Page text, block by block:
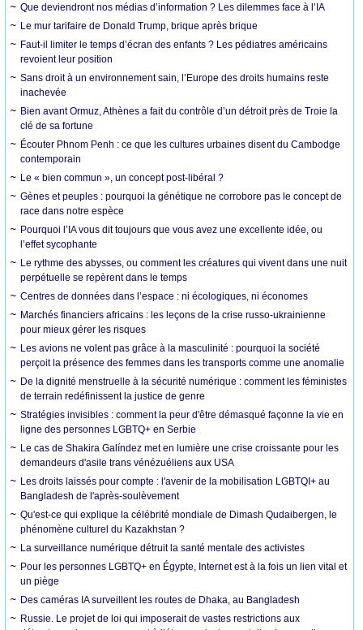
Que deviendront nos médias d’information ? Les dilemmes face à l’IA
Le mur tarifaire de Donald Trump, brique après brique
Faut-il limiter le temps d’écran des enfants ? Les pédiatres américains
revoient leur position
Sans droit à un environnement sain, l’Europe des droits humains reste
inachevée
Bien avant Ormuz, Athènes a fait du contrôle d’un détroit près de Troie la
clé de sa fortune
Écouter Phnom Penh : ce que les cultures urbaines disent du Cambodge
contemporain
Le « bien commun », un concept post-libéral ?
Gènes et peuples : pourquoi la génétique ne corrobore pas le concept de
race dans notre espèce
Pourquoi l’IA vous dit toujours que vous avez une excellente idée, ou
l’effet sycophante
Le rythme des abysses, ou comment les créatures qui vivent dans une nuit
perpétuelle se repèrent dans le temps
Centres de données dans l’espace : ni écologiques, ni économes
Marchés financiers africains : les leçons de la crise russo-ukrainienne
pour mieux gérer les risques
Les avions ne volent pas grâce à la masculinité : pourquoi la société
perçoit la présence des femmes dans les transports comme une anomalie
De la dignité menstruelle à la sécurité numérique : comment les féministes
de terrain redéfinissent la justice de genre
Stratégies invisibles : comment la peur d'être démasqué façonne la vie en
ligne des personnes LGBTQ+ en Serbie
Le cas de Shakira Galíndez met en lumière une crise croissante pour les
demandeurs d'asile trans vénézuéliens aux USA
Les droits laissés pour compte : l'avenir de la mobilisation LGBTQI+ au
Bangladesh de l'après-soulèvement
Qu'est-ce qui explique la célébrité mondiale de Dimash Qudaibergen, le
phénomène culturel du Kazakhstan ?
La surveillance numérique détruit la santé mentale des activistes
Pour les personnes LGBTQ+ en Égypte, Internet est à la fois un lien vital et
un piège
Des caméras IA surveillent les routes de Dhaka, au Bangladesh
Russie. Le projet de loi qui imposerait de vastes restrictions aux